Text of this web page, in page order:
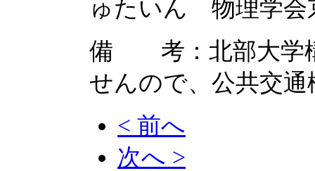
ゅたいん 物理学会
備 考：北部大学構
せんので、公共交
< 前へ
次へ >